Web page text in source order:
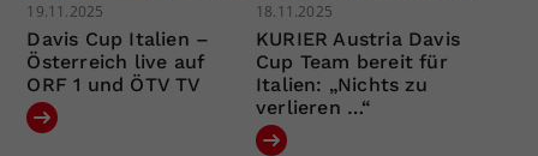
19.11.2025
Davis Cup Italien –
Österreich live auf
ORF 1 und ÖTV TV
18.11.2025
KURIER Austria Davis
Cup Team bereit für
Italien: „Nichts zu
verlieren …“